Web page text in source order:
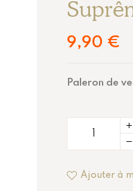
9,90 €
Paleron de
Ajouter à